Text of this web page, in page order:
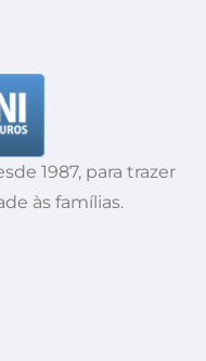
1987, para trazer
às famílias.